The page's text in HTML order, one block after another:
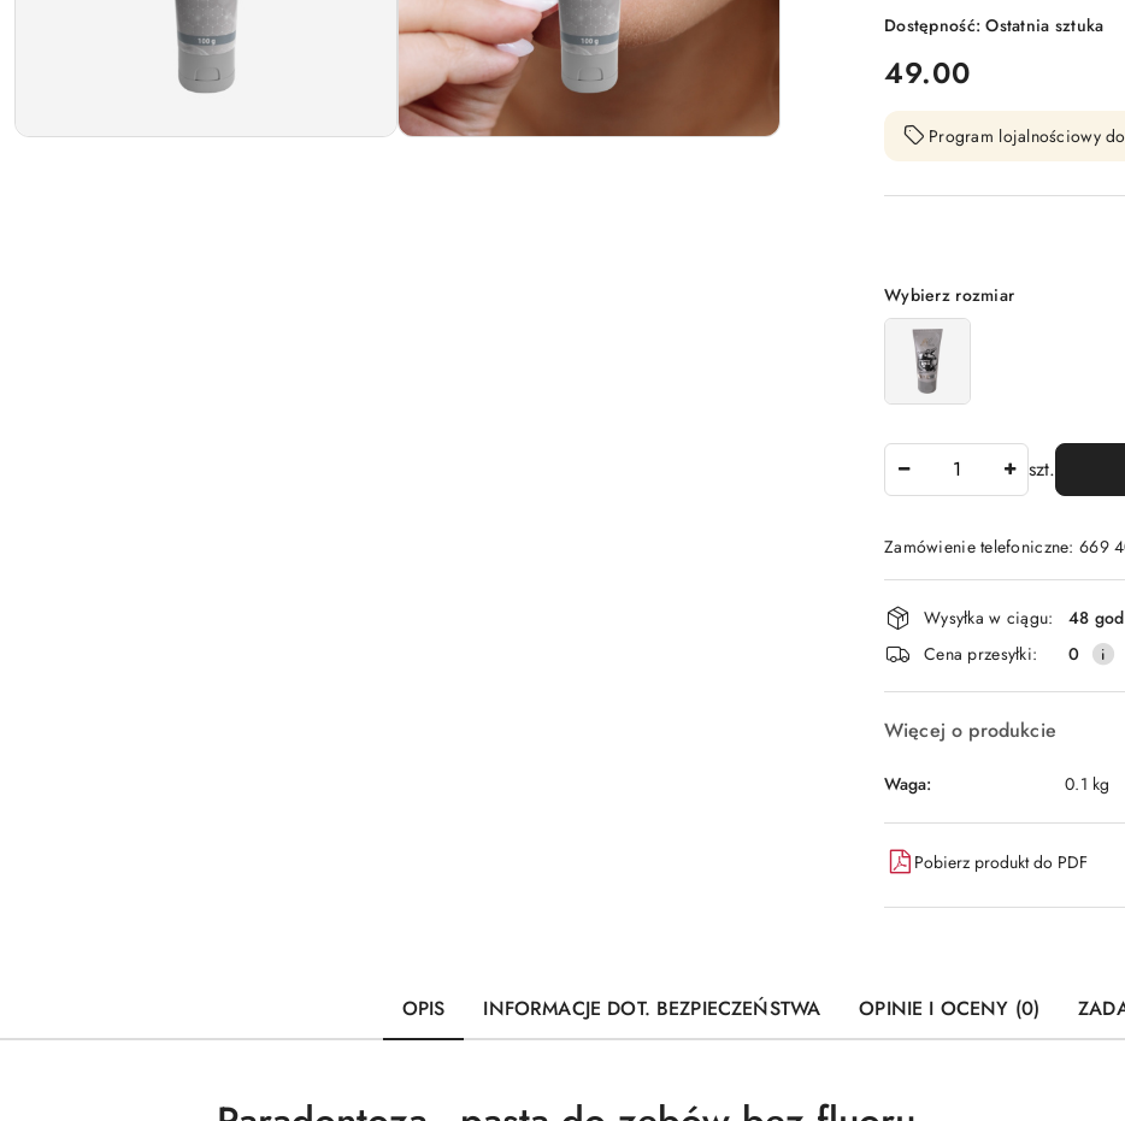
Dostępność:Ostatnia sztuka
cena:
49.00
Program lojalnościowy
Wariant
Wybierz rozmiar
szt.
Zamówienie telefoniczne: 669
Dostępność
i
dostawa
Wysyłka w ciągu:
48
Cena przesyłki:
0
Więcej o produkcie
Waga: 0.1 kg
Pobierz produkt do PDF
OPIS INFORMACJE DOT. BEZPIECZEŃSTWA OPINIE I OCENY (0)